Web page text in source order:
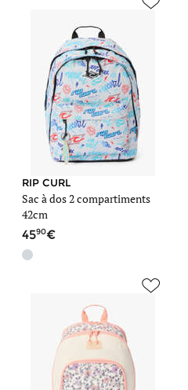
RIP CURL
Sac à dos 2 compartiments
42cm
4590